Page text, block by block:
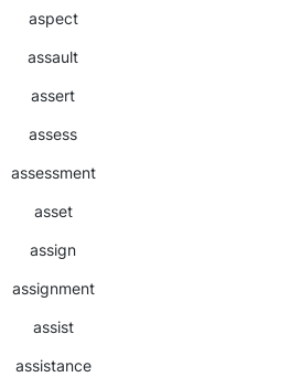
aspect
assault
assert
assess
assessment
asset
assign
assignment
assist
assistance